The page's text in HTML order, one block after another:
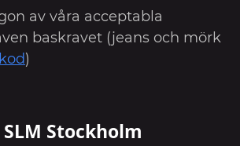
av våra acceptabla
baskravet (jeans och mörk
)
Stockholm